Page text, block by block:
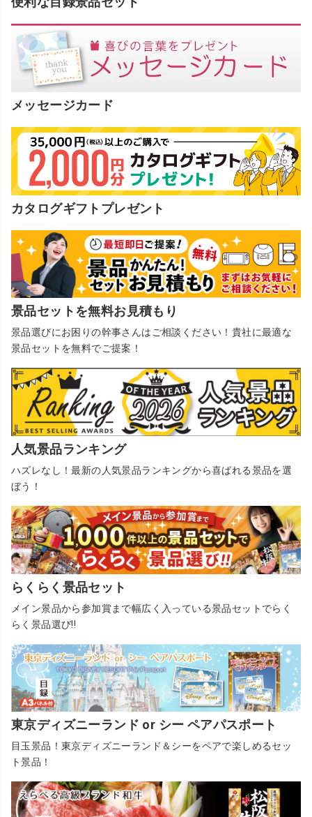
メッセージカード
カタログギフトプレゼント
景品セットを無料お見積もり
景品選びにお困りの幹事さんはご相談ください！貴社に最適な
景品セットを無料でご提案！
人気景品ランキング
ハズレなし！最新の人気景品ランキングから喜ばれる景品を選
ぼう！
らくらく景品セット
メイン景品から参加賞まで幅広く入っている景品セットでらく
らく景品選び!!
東京ディズニーランド or シー ペアパスポート
目玉景品！東京ディズニーランド＆シーをペアで楽しめるセッ
ト景品！